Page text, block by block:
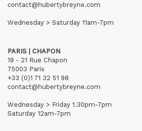
contact@hubertybreyne.com
Wednesday > Saturday 11am-7pm
PARIS | CHAPON
19 - 21 Rue Chapon
75003 Paris
+33 (0)1 71 32 51 98
contact@hubertybreyne.com
Wednesday > Friday 1.30pm-7pm
Saturday 12am-7pm